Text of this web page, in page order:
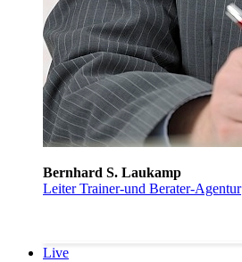
Bernhard S. Laukamp
Leiter Trainer-und Berater-Agentur
Live